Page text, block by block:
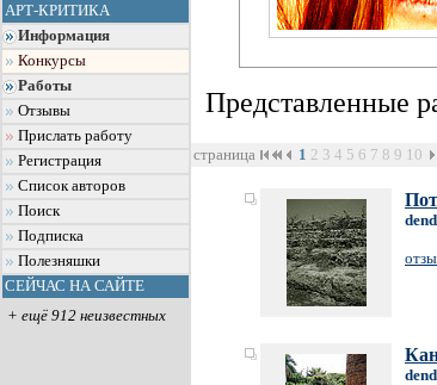
АРТ-КРИТИКА
Информация
Конкурсы
Работы
Отзывы
Прислать работу
Регистрация
Список авторов
Поиск
Подписка
Полезняшки
СЕЙЧАС НА САЙТЕ
+ ещё 912 неизвестных
Представленные
страница 1 2 3 4 5 6 7 8 9 10